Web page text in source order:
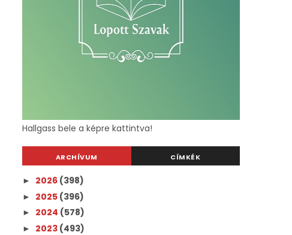
Hallgass bele a képre kattintva!
ARCHÍVUM CÍMKÉK
► 2026 (398)
► 2025 (396)
► 2024 (578)
► 2023 (493)